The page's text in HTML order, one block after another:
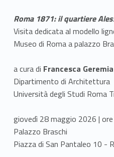
Roma 1871: il quartiere
Visita dedicata al modello
Museo di Roma a palazzo
a cura di Francesca Geremia
Dipartimento di Architettura
Università degli Studi Roma
giovedì 28 maggio 2026 |
Palazzo Braschi
Piazza di San Pantaleo 10 -